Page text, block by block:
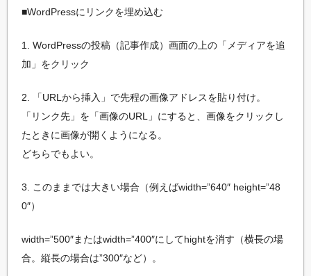
■WordPressにリンクを埋め込む
1. WordPressの投稿（記事作成）画面の上の「メディアを追
加」をクリック
2. 「URLから挿入」で先程の画像アドレスを貼り付け。
「リンク先」を「画像のURL」にすると、画像をクリックし
たときに画像が開くようになる。
どちらでもよい。
3. このままでは大きい場合（例えばwidth=”640″ height=”48
0″）
width=”500″またはwidth=”400″にしてhightを消す（横長の場
合。縦長の場合は”300″など）。